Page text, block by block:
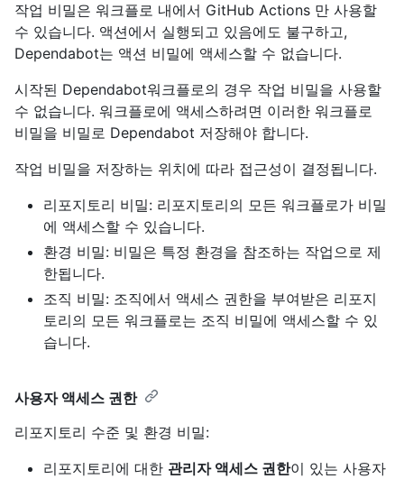
작업 비밀은 워크플로 내에서 GitHub Actions 만 사용할
수 있습니다. 액션에서 실행되고 있음에도 불구하고,
Dependabot는 액션 비밀에 액세스할 수 없습니다.
시작된 Dependabot워크플로의 경우 작업 비밀을 사용할
수 없습니다. 워크플로에 액세스하려면 이러한 워크플로
비밀을 비밀로 Dependabot 저장해야 합니다.
작업 비밀을 저장하는 위치에 따라 접근성이 결정됩니다.
리포지토리 비밀: 리포지토리의 모든 워크플로가 비밀
에 액세스할 수 있습니다.
환경 비밀: 비밀은 특정 환경을 참조하는 작업으로 제
한됩니다.
조직 비밀: 조직에서 액세스 권한을 부여받은 리포지
토리의 모든 워크플로는 조직 비밀에 액세스할 수 있
습니다.
사용자 액세스 권한
리포지토리 수준 및 환경 비밀:
리포지토리에 대한 관리자 액세스 권한이 있는 사용자